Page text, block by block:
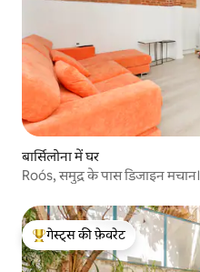
बार्सिलोना में घर
Roós, समुद्र के पास डिजाइन मचान।
गेस्ट्स का टॉप फ़ेवरेट
गेस्ट्स की फ़ेवरेट